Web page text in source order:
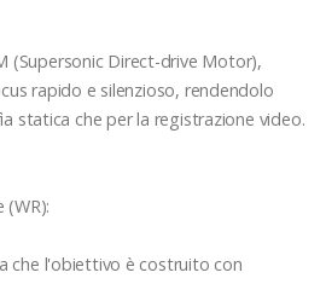
(Supersonic Direct-drive Motor),
rapido e silenzioso, rendendolo
statica che per la registrazione video.
(WR):
che l'obiettivo è costruito con